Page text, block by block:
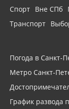
Спорт Вне СПб
Транспорт
Погода в Санкт-
Метро Санкт-
График развода